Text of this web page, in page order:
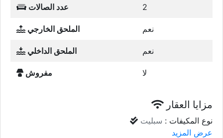
عدد الصالات 2
الملحق الخارجي نعم
الملحق الداخلي نعم
مفروش لا
مزايا العقار
نوع المكيفات : سبليت
عرض المزيد